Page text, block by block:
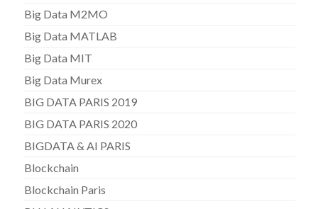
Big Data M2MO
Big Data MATLAB
Big Data MIT
Big Data Murex
BIG DATA PARIS 2019
BIG DATA PARIS 2020
BIGDATA & AI PARIS
Blockchain
Blockchain Paris